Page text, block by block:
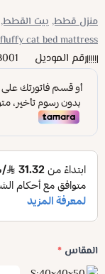
منزل قطط, بيت القطط,
fluffy cat bed mattress,
رقم الموديل
المقاس *